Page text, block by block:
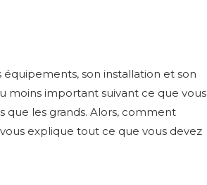
équipements, son installation et son
moins important suivant ce que vous
que les grands. Alors, comment
explique tout ce que vous devez